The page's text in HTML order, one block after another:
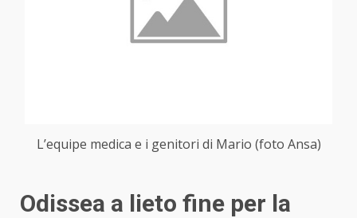
L’equipe medica e i genitori di Mario (foto Ansa)
Odissea a lieto fine per la